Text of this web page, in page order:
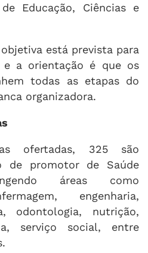
Educação, Ciências e
está prevista para
a orientação é que os
todas as etapas do
organizadora.
ofertadas, 325 são
de promotor de Saúde
áreas como
engenharia,
odontologia, nutrição,
serviço social, entre